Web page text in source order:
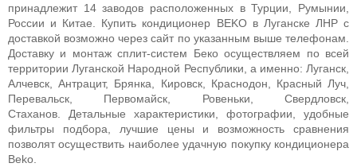
принадлежит 14 заводов расположенных в Турции, Румынии,
России и Китае. Купить кондиционер BEKO в Луганске ЛНР с
доставкой возможно через сайт по указанным выше телефонам.
Доставку и монтаж сплит-систем Беко осуществляем по всей
территории Луганской Народной Республики, а именно: Луганск,
Алчевск, Антрацит, Брянка, Кировск, Краснодон, Красный Луч,
Перевальск, Первомайск, Ровеньки, Свердловск,
Стаханов. Детальные характеристики, фотографии, удобные
фильтры подбора, лучшие цены и возможность сравнения
позволят осуществить наиболее удачную покупку кондиционера
Beko.